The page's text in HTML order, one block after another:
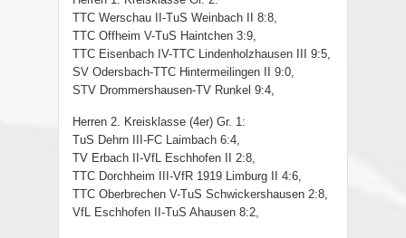
TTC Werschau II-TuS Weinbach II 8:8,
TTC Offheim V-TuS Haintchen 3:9,
TTC Eisenbach IV-TTC Lindenholzhausen III 9:5,
SV Odersbach-TTC Hintermeilingen II 9:0,
STV Drommershausen-TV Runkel 9:4,
Herren 2. Kreisklasse (4er) Gr. 1:
TuS Dehrn III-FC Laimbach 6:4,
TV Erbach II-VfL Eschhofen II 2:8,
TTC Dorchheim III-VfR 1919 Limburg II 4:6,
TTC Oberbrechen V-TuS Schwickershausen 2:8,
VfL Eschhofen II-TuS Ahausen 8:2,